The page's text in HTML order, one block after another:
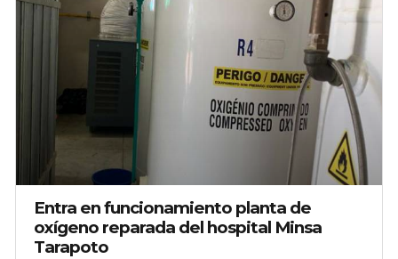
Entra en funcionamiento planta de
oxígeno reparada del hospital Minsa
Tarapoto